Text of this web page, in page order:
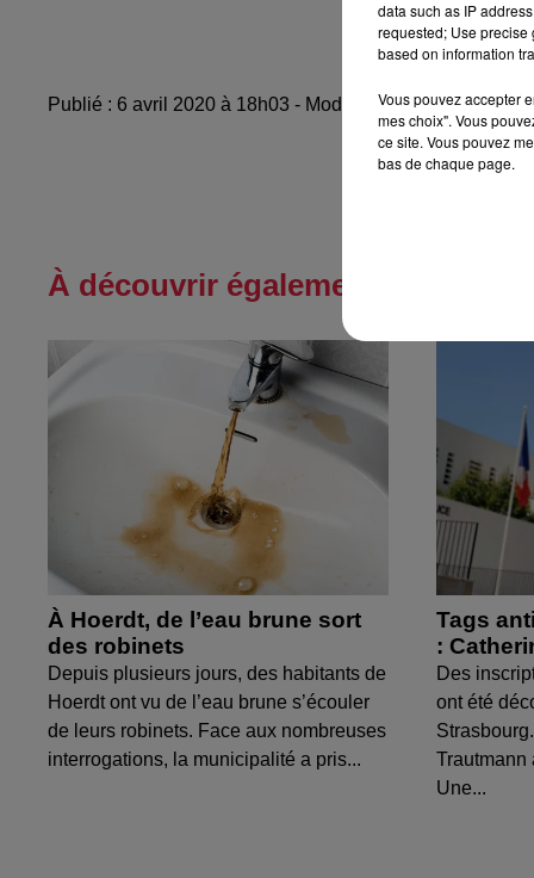
Publié : 6 avril 2020 à 18h03 - Modifié : 10 mai 2021 à
À découvrir également
À Hoerdt, de l’eau brune sort
des robinets
Depuis plusieurs jours, des habitants de
Hoerdt ont vu de l’eau brune s’écouler
de leurs robinets. Face aux nombreuses
interrogations, la municipalité a pris...
Tags
:
Des
ont été
Trautmann
Une...
data such as IP
requested; Use precise
based on information
Vous pouvez accepter
mes choix". Vous
ce site. Vous pouvez
bas de chaque page.